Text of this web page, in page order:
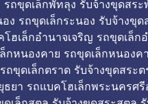
ถขุดเล็กพัทลุง รับจ้างขุดสร
ง รถขุดเล็กระนอง รับจ้างขุ
ฮเล็กอำนาจเจริญ รถขุดเล็
หนองคาย รถขุดเล็กหนอง
ขุดเล็กตราด รับจ้างขุดสระ
ยา รถแบคโฮเล็กพระนคร